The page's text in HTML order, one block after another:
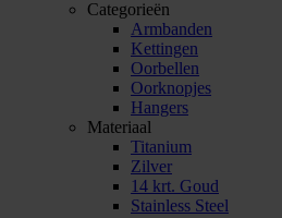
Categorieën
Armbanden
Kettingen
Oorbellen
Oorknopjes
Hangers
Materiaal
Titanium
Zilver
14 krt. Goud
Stainless Steel